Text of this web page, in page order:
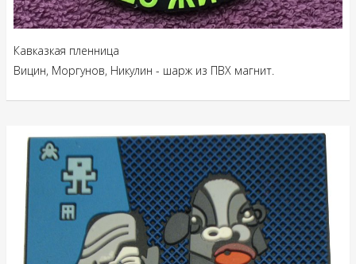
Кавказкая пленница
Вицин, Моргунов, Никулин - шарж из ПВХ магнит.